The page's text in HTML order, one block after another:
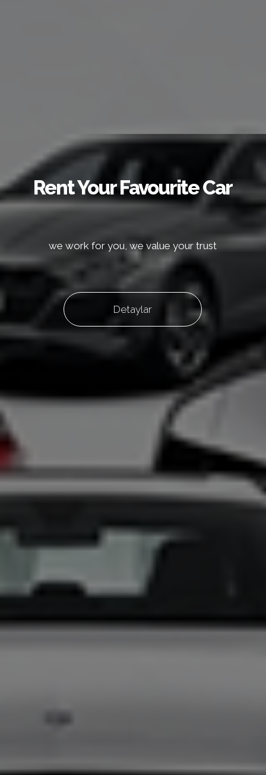
Rent Your Favourite Car
we work for you, we value your trust
Detaylar